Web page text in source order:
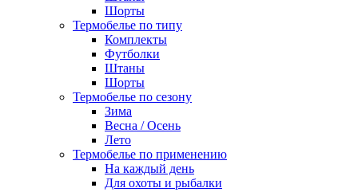
Шорты
Термобелье по типу
Комплекты
Футболки
Штаны
Шорты
Термобелье по сезону
Зима
Весна / Осень
Лето
Термобелье по применению
На каждый день
Для охоты и рыбалки